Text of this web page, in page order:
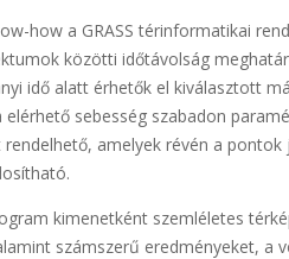
how a GRASS térinformatikai
közötti időtávolság
idő alatt érhetők el kiválasztott
elérhető sebesség szabadon
rendelhető, amelyek révén a
kimenetként szemléletes
számszerű eredményeket,